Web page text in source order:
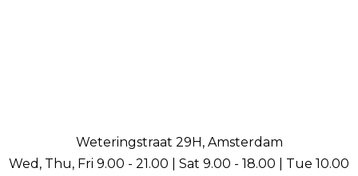
Weteringstraat 29H, Amsterdam
Wed, Thu, Fri 9.00 - 21.00 | Sat 9.00 - 18.00 | Tue 10.00